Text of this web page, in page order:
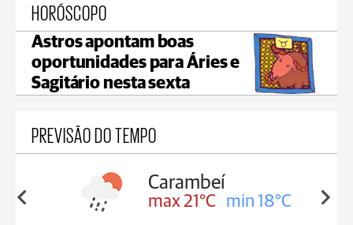
HORÓSCOPO
Astros apontam boas
oportunidades para Áries e
Sagitário nesta sexta
PREVISÃO DO TEMPO
18°C
Jaguariaíva
max 22°C min 19°C